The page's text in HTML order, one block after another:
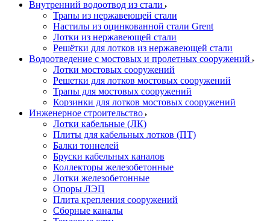
Внутренний водоотвод из стали
Трапы из нержавеющей стали
Настилы из оцинкованной стали Grent
Лотки из нержавеющей стали
Решётки для лотков из нержавеющей стали
Водоотведение с мостовых и пролетных сооружений
Лотки мостовых сооружений
Решетки для лотков мостовых сооружений
Трапы для мостовых сооружений
Корзинки для лотков мостовых сооружений
Инженерное строительство
Лотки кабельные (ЛК)
Плиты для кабельных лотков (ПТ)
Балки тоннелей
Бруски кабельных каналов
Коллекторы железобетонные
Лотки железобетонные
Опоры ЛЭП
Плита крепления сооружений
Сборные каналы